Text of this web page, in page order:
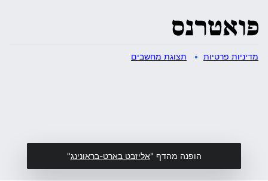
מדיניות פרטיות תצוגת מחשבים
הופנה מהדף "אליזבט בארט-בראונינג"